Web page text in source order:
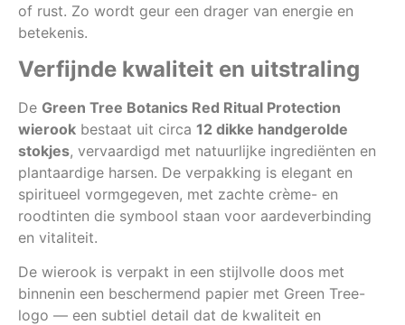
of rust. Zo wordt geur een drager van energie en
betekenis.
Verfijnde kwaliteit en uitstraling
De Green Tree Botanics Red Ritual Protection
wierook bestaat uit circa 12 dikke handgerolde
stokjes, vervaardigd met natuurlijke ingrediënten en
plantaardige harsen. De verpakking is elegant en
spiritueel vormgegeven, met zachte crème- en
roodtinten die symbool staan voor aardeverbinding
en vitaliteit.
De wierook is verpakt in een stijlvolle doos met
binnenin een beschermend papier met Green Tree-
logo — een subtiel detail dat de kwaliteit en